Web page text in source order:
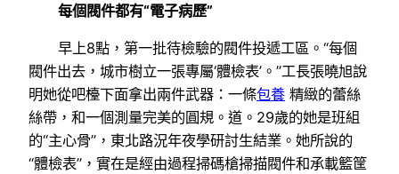
每個閥件都有“電子病歷”
早上8點，第一批待檢驗的閥件投遞工區。“每個
閥件出去，城市樹立一張專屬‘體檢表’。”工長張曉旭說
明她從吧檯下面拿出兩件武器：一條包養 精緻的蕾絲
絲帶，和一個測量完美的圓規。道。29歲的她是班組
的“主心骨”，東北路況年夜學研討生結業。她所說的
“體檢表”，實在是經由過程掃碼槍掃描閥件和承載籃筐